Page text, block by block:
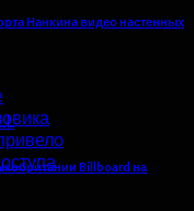
Нанкина видео настенных
Billboard на